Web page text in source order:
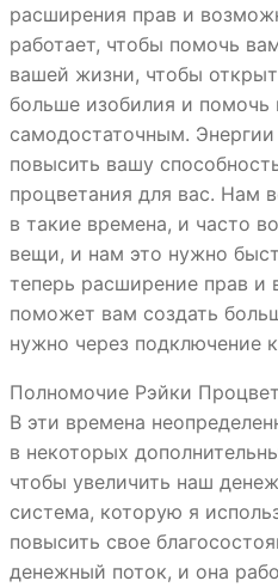
расширения прав и
работает, чтобы помочь
вашей жизни, чтобы
больше изобилия и помочь
самодостаточным.
повысить вашу
процветания для вас. Нам
в такие времена, и часто
вещи, и нам это нужно
теперь расширение прав и
поможет вам создать
нужно через подключение
Полномочие Рэйки
В эти времена
в некоторых
чтобы увеличить наш
система, которую я
повысить свое
денежный поток, и она